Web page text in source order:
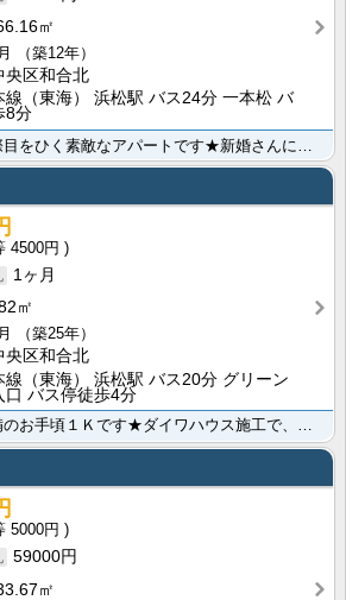
㎡
（築12年）
央区和合北
線（東海） 浜松駅 バス24分 一本松 バ
8分
4500円
1ヶ月
㎡
（築25年）
央区和合北
線（東海） 浜松駅 バス20分 グリーン
口 バス停徒歩4分
無料インターネット完備のお手頃１Ｋです★ダイワハウス施工で、造りの良さは折り紙付き♪嬉しい温水洗浄便･･･
5000円
59000円
㎡